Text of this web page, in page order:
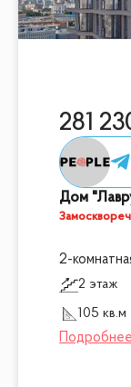
281
Дом
2-
2 этаж
105 кв.м